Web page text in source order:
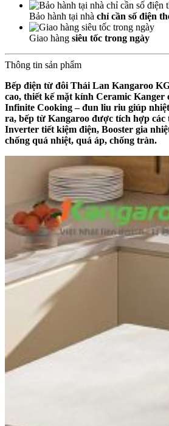
Bảo hành tại nhà chỉ cần số điện
Giao hàng siêu tốc trong ngày
Thông tin sản phẩm
Bếp điện từ đôi Thái Lan Kangaroo
cao, thiết kế mặt kính Ceramic Kanger
Infinite Cooking – đun liu riu giúp
ra, bếp từ Kangaroo được tích hợp
Inverter tiết kiệm điện, Booster gia
chống quá nhiệt, quá áp, chống tràn.